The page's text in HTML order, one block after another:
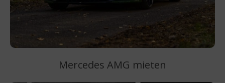
Mercedes AMG mieten